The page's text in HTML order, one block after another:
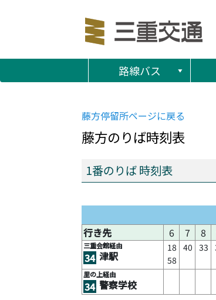
路線バス
藤方停留所ページに戻る
藤方のりば時刻表
1番のりば 時刻表
行き先
6 7 8
三重会館経由
34 津駅
18
58
40 33
里の上経由
34 警察学校